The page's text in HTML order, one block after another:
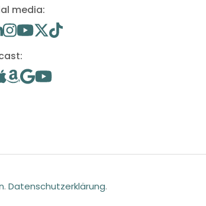
media:
. Datenschutzerklärung.